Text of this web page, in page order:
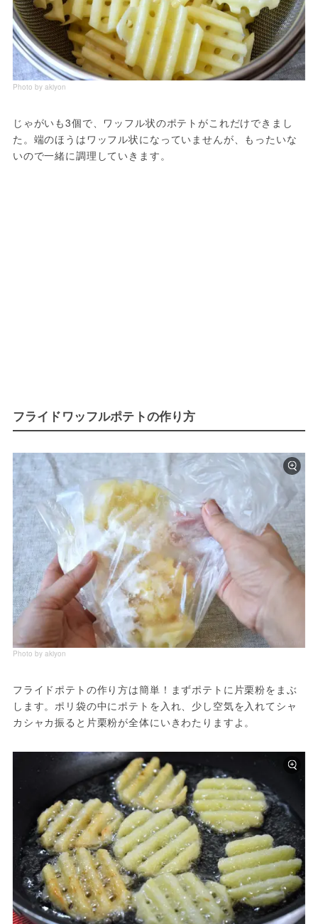
Photo by akiyon
じゃがいも3個で、ワッフル状のポテトがこれだけできまし
た。端のほうはワッフル状になっていませんが、もったいな
いので一緒に調理していきます。
フライドワッフルポテトの作り方
Photo by akiyon
フライドポテトの作り方は簡単！まずポテトに片栗粉をまぶ
します。ポリ袋の中にポテトを入れ、少し空気を入れてシャ
カシャカ振ると片栗粉が全体にいきわたりますよ。